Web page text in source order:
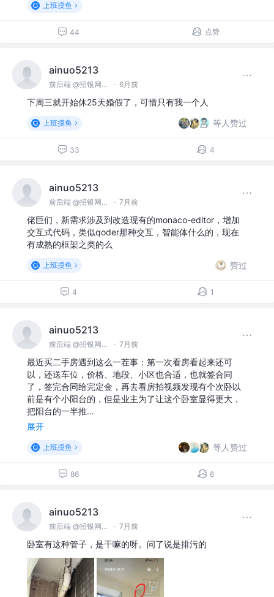
上班摸鱼
44 点赞
ainuo5213
前后端 @招银网络科技 · 6月前
下周三就开始休25天婚假了，可惜只有我一个人
上班摸鱼 等人赞过
33 4
ainuo5213
前后端 @招银网络科技 · 7月前
佬巨们，新需求涉及到改造现有的monaco-editor，增加
交互式代码，类似qoder那种交互，智能体什么的，现在
有成熟的框架之类的么
上班摸鱼 赞过
4 1
ainuo5213
前后端 @招银网络科技 · 7月前
最近买二手房遇到这么一茬事：第一次看房看起来还可
以，还送车位，价格、地段、小区也合适，也就签合同
了，签完合同给完定金，再去看房拍视频发现有个次卧以
前是有个小阳台的，但是业主为了让这个卧室显得更大，
把阳台的一半推…
展开
上班摸鱼 等人赞过
86 6
ainuo5213
前后端 @招银网络科技 · 7月前
卧室有这种管子，是干嘛的呀。问了说是排污的